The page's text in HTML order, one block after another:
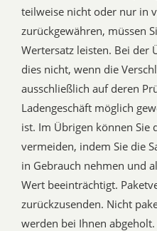
teilweise nicht oder nur in
zurückgewähren, müssen
Wertersatz leisten. Bei der
dies nicht, wenn die
ausschließlich auf deren
Ladengeschäft möglich
ist. Im Übrigen können Sie
vermeiden, indem Sie die
in Gebrauch nehmen und
Wert beeinträchtigt.
zurückzusenden. Nicht
werden bei Ihnen